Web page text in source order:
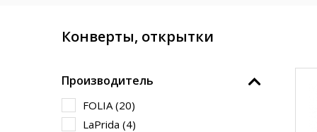
Конверты, открытки
Производитель
FOLIA (20)
LaPrida (4)